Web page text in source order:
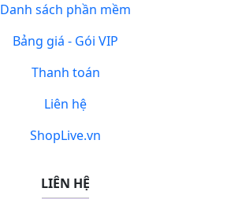
Danh sách phần mềm
Bảng giá - Gói VIP
Thanh toán
Liên hệ
ShopLive.vn
LIÊN HỆ